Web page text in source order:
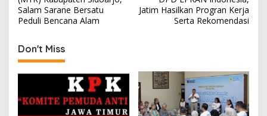
s
n
a
v
i
Salam Sarane Bersatu
Peduli Bencana Alam
Jatim Hasilkan Progran Kerja
Serta Rekomendasi
Don't Miss